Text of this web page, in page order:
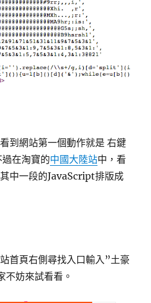
到網站第一個動作就是 右鍵
在淘寶的中國大陸站中，看
中一段的JavaScript排版成
首頁右側尋找入口輸入”土豪
不妨來試看看。